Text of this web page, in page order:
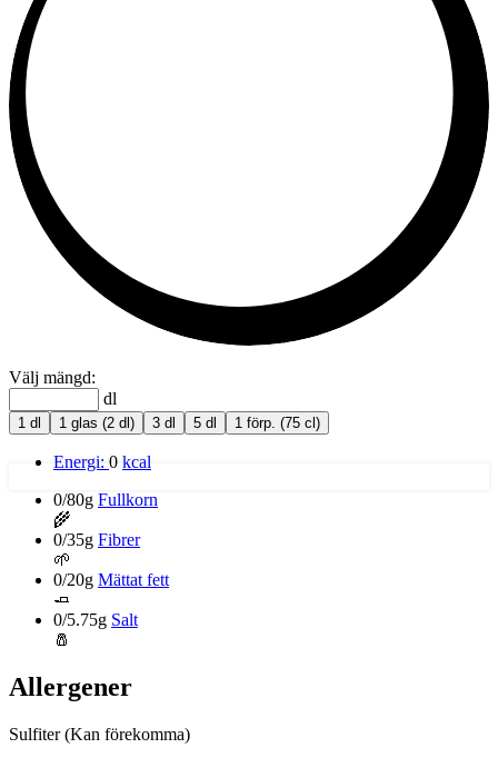
Välj mängd:
dl
1 dl 1 glas (2 dl) 3 dl 5 dl 1 förp. (75 cl)
Energi: 0 kcal
0/80g Fullkorn
🌾
0/35g Fibrer
🌱
0/20g Mättat fett
🧈
0/5.75g Salt
🧂
Allergener
Sulfiter(Kan förekomma)